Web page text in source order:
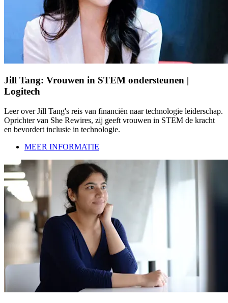
Jill Tang: Vrouwen in STEM ondersteunen |
Logitech
Leer over Jill Tang's reis van financiën naar technologie leiderschap.
Oprichter van She Rewires, zij geeft vrouwen in STEM de kracht
en bevordert inclusie in technologie.
MEER INFORMATIE